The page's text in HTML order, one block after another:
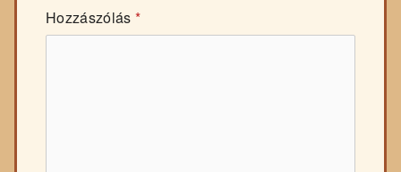
Hozzászólás *